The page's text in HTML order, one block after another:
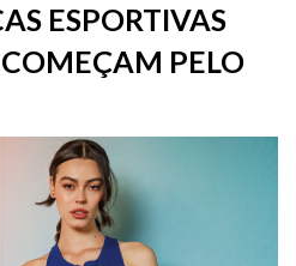
ESPORTIVAS
PELO